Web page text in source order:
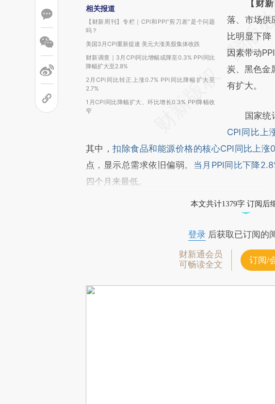
相关报道
【财新周刊】专栏｜CPI和PPI“剪刀差”是个问题
吗？
美国3月CPI重新提速 美元大涨美股集体收跌
财新调查｜3月CPI同比增幅或降至0.3% PPI同比
降幅扩大至2.8%
2月CPI同比转正上涨0.7% PPI同比降幅扩大至
2.7%
1月CPI同比降幅扩大、环比增长0.3% PPI降幅收
窄
请务必在
AI
[https://
(https://
成，可能与
新观点和立
【财
落、市场供
比明显下
因素带动
炭、黑色金
有扩大。
国家统计
CPI同比上
其中，扣除食品和能源价格的核心CPI同比上涨
点，显示总需求依旧偏弱。 当月PPI同比下降
四个月来最低。
本文共计1379字 订阅后
登录后获取已订阅的
财新通会员
可畅读全文
订阅/